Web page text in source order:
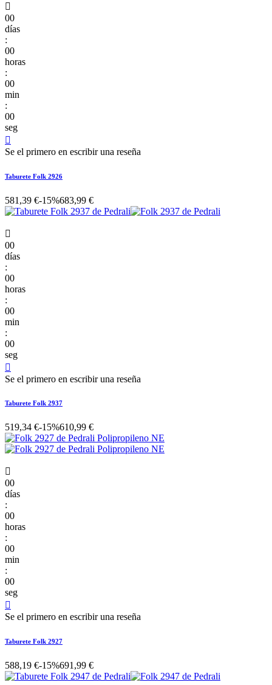

00
días
:
00
horas
:
00
min
:
00
seg

Se el primero en escribir una reseña
Taburete Folk 2926
581,39 €-15%683,99 €

00
días
:
00
horas
:
00
min
:
00
seg

Se el primero en escribir una reseña
Taburete Folk 2937
519,34 €-15%610,99 €

00
días
:
00
horas
:
00
min
:
00
seg

Se el primero en escribir una reseña
Taburete Folk 2927
588,19 €-15%691,99 €